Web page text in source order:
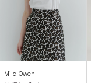
Mila Owen